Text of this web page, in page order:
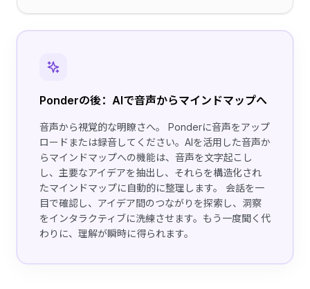
Ponderの後：AIで音声からマインドマップへ
音声から視覚的な明瞭さへ。 Ponderに音声をアップ
ロードまたは録音してください。AIを活用した音声か
らマインドマップへの機能は、音声を文字起こし
し、主要なアイデアを抽出し、それらを構造化され
たマインドマップに自動的に整理します。 会話を一
目で確認し、アイデア間のつながりを探索し、洞察
をインタラクティブに洗練させます。もう一度聞く代
わりに、理解が瞬時に得られます。